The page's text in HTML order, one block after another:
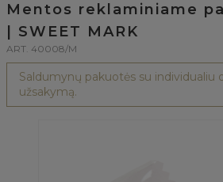
Mentos reklaminiame
| SWEET MARK
ART. 40008/M
Saldumynų pakuotės su individualiu
užsakymą.